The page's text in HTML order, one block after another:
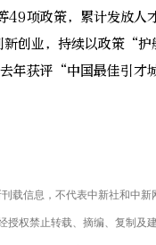
项政策，累计发放人
新创业，持续以政策“
年获评“中国最佳引才
载信息，不代表中新社和中新
授权禁止转载、摘编、复制及